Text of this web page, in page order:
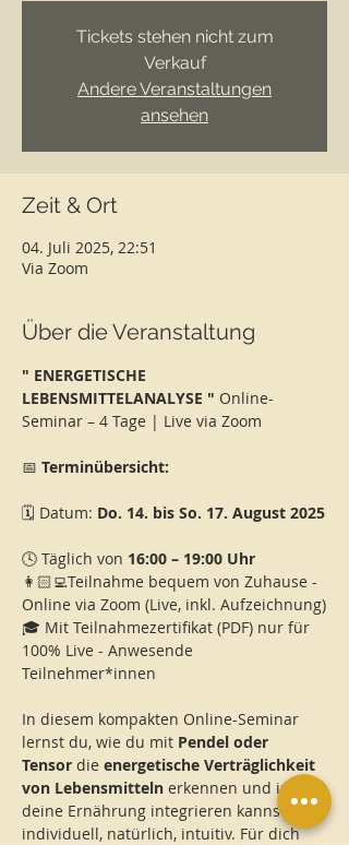
Tickets stehen nicht zum
Verkauf
Andere Veranstaltungen
ansehen
Zeit & Ort
04. Juli 2025, 22:51
Via Zoom
Über die Veranstaltung
" ENERGETISCHE
LEBENSMITTELANALYSE " Online-
Seminar – 4 Tage | Live via Zoom
📅 Terminübersicht:
🗓️ Datum: Do. 14. bis So. 17. August 2025
🕓 Täglich von 16:00 – 19:00 Uhr
👩🏻‍💻Teilnahme bequem von Zuhause -
Online via Zoom (Live, inkl. Aufzeichnung)
🎓 Mit Teilnahmezertifikat (PDF) nur für
100% Live - Anwesende
Teilnehmer*innen
In diesem kompakten Online-Seminar
lernst du, wie du mit Pendel oder
Tensor die energetische Verträglichkeit
von Lebensmitteln erkennen und in
deine Ernährung integrieren kannst –
individuell, natürlich, intuitiv. Für dich